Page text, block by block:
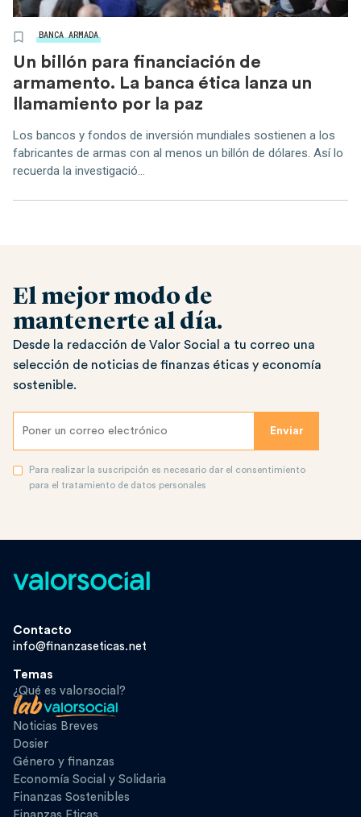
BANCA ARMADA
Un billón para financiación de
armamento. La banca ética lanza un
llamamiento por la paz
Los bancos y fondos de inversión mundiales sostienen a los
fabricantes de armas con al menos un billón de dólares. Así lo
recuerda la investigació...
El mejor modo de
mantenerte al día.
Desde la redacción de Valor Social a tu correo una
selección de noticias de finanzas éticas y economía
sostenible.
Para realizar la suscripción es necesario dar el consentimiento
para el tratamiento de datos personales
Contacto
info@finanzaseticas.net
Temas
¿Qué es valorsocial?
Noticias Breves
Dosier
Género y finanzas
Economía Social y Solidaria
Finanzas Sostenibles